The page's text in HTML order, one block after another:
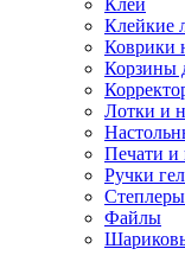
Клей
Клейкие
Коврики
Корзины
Лотки и
Печати
Ручки
Файлы